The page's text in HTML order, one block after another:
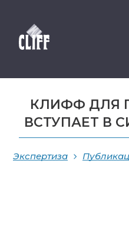
КЛИФФ ДЛЯ
ВСТУПАЕТ В
Экспертиза